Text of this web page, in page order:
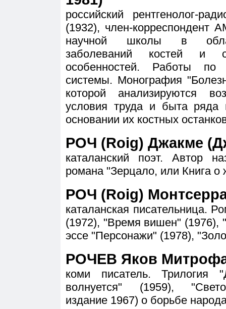
российский рентгенолог-
(1932), член-
научной школы в
заболеваний костей и
особенностей. Работы по
системы. Монография
которой анализируются
условия труда и быта ряда
основании их костных
РОЧ (Roig) Джакме
каталанский поэт. Автор
романа "Зерцало, или Книга
РОЧ (Roig)
каталанская писательница.
(1972), "Время вишен" (1976),
эссе "Персонажи" (1978),
РОЧЕВ Яков
коми писатель.
волнуется" (1959),
издание 1967) о борьбе